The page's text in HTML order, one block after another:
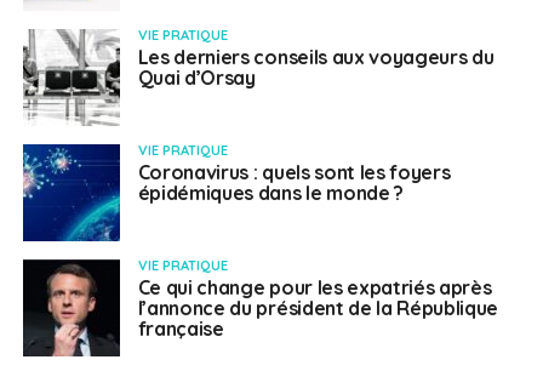
VIE PRATIQUE
Les derniers conseils aux voyageurs du
Quai d’Orsay
VIE PRATIQUE
Coronavirus : quels sont les foyers
épidémiques dans le monde ?
VIE PRATIQUE
Ce qui change pour les expatriés après
l’annonce du président de la République
française